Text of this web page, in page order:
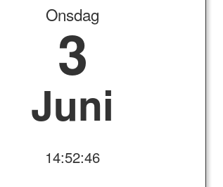
Onsdag
3
Juni
14:52:47